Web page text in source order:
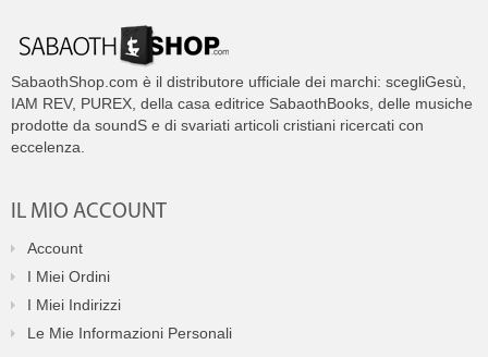
SabaothShop.com è il distributore ufficiale dei marchi: scegliGesù,
IAM REV, PUREX, della casa editrice SabaothBooks, delle musiche
prodotte da soundS e di svariati articoli cristiani ricercati con
eccelenza.
IL MIO ACCOUNT
Account
I Miei Ordini
I Miei Indirizzi
Le Mie Informazioni Personali